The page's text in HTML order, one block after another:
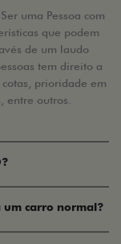
uma Pessoa com
que podem
de um laudo
tem direito a
prioridade em
entre outros.
um carro normal?